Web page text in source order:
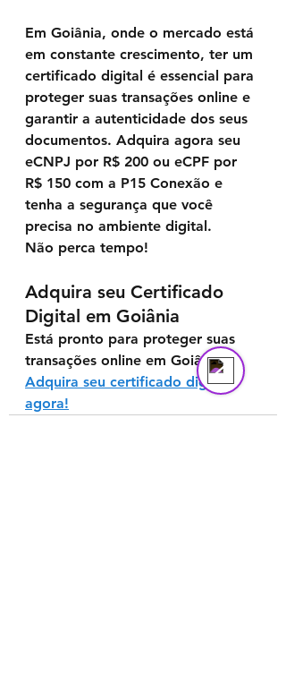
Em Goiânia, onde o mercado está
em constante crescimento, ter um
certificado digital é essencial para
proteger suas transações online e
garantir a autenticidade dos seus
documentos. Adquira agora seu
eCNPJ por R$ 200 ou eCPF por
R$ 150 com a P15 Conexão e
tenha a segurança que você
precisa no ambiente digital.
Não perca tempo!
Adquira seu Certificado
Digital em Goiânia
Está pronto para proteger suas
transações online em Goiânia?
Adquira seu certificado digital
agora!
Send us a message
Online